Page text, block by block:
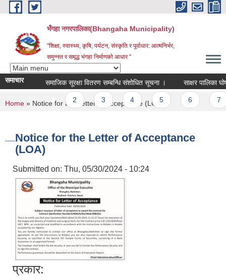
Skip to main content
भँगहा नगरपालिका(Bhangaha Municipality)
"शिक्षा, स्वास्थ्य, कृषि, पर्यटन, संस्कृति र पूर्वाधार: आत्मनिर्भर,
समुन्नत र समृद्ध भंगहा निर्माणको आधार "
समाचार समाजिक सूरक्षा वितरण सम्बन्धि संशोधित सूचना । साक्षर पालिका
Pages
1 5
You are here
Home » Notice for the Letter of Acceptance (LOA)
Notice for the Letter of Acceptance
(LOA)
Submitted on: Thu, 05/30/2024 - 10:24
प्रकार: